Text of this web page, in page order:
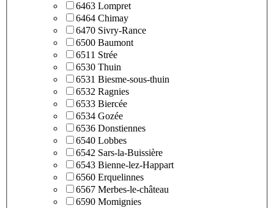
6463 Lompret
6464 Chimay
6470 Sivry-Rance
6500 Baumont
6511 Strée
6530 Thuin
6531 Biesme-sous-thuin
6532 Ragnies
6533 Biercée
6534 Gozée
6536 Donstiennes
6540 Lobbes
6542 Sars-la-Buissière
6543 Bienne-lez-Happart
6560 Erquelinnes
6567 Merbes-le-château
6590 Momignies